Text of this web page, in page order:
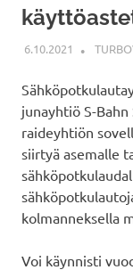
6.10.2021
junayhtiö S-
raideyhtiön
siirtyä asemalle
kolmanneksella
Voi käynnisti